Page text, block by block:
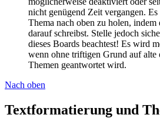
nicht genügend Zeit vergangen.
Thema nach oben zu holen,
darauf schreibst. Stelle jedoch
dieses Boards beachtest! Es wird
wenn ohne triftigen Grund auf alte
Themen geantwortet wird.
Nach oben
Textformatierung und